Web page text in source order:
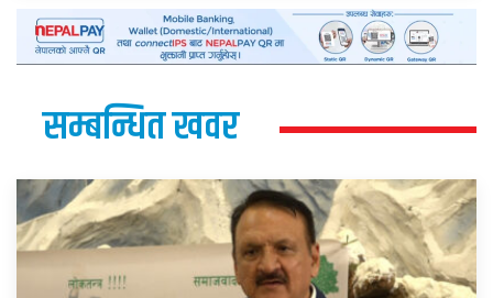
सम्बन्धित खवर